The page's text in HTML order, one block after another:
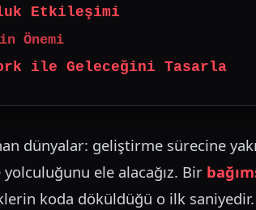
Etkileşimi
Önemi
ile Geleceğini Tasarla
dünyalar: geliştirme sürecine
ele alacağız. Bir
koda döküldüğü o ilk